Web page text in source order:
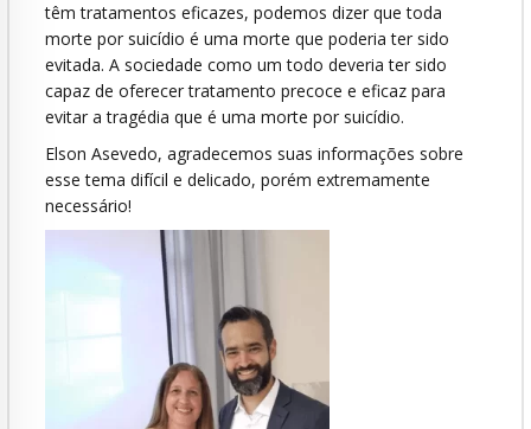
têm tratamentos eficazes, podemos dizer que toda
morte por suicídio é uma morte que poderia ter sido
evitada. A sociedade como um todo deveria ter sido
capaz de oferecer tratamento precoce e eficaz para
evitar a tragédia que é uma morte por suicídio.
Elson Asevedo, agradecemos suas informações sobre
esse tema difícil e delicado, porém extremamente
necessário!